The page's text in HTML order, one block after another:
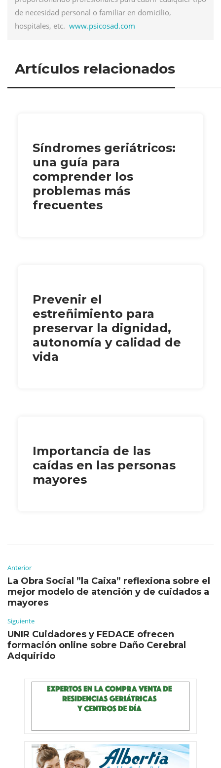
de necesidad personal o familiar en domicilio,
hospitales, etc. www.psicosad.com
Artículos relacionados
Síndromes geriátricos:
una guía para
comprender los
problemas más
frecuentes
Prevenir el
estreñimiento para
preservar la dignidad,
autonomía y calidad de
vida
Importancia de las
caídas en las personas
mayores
Anterior
La Obra Social ”la Caixa” reflexiona sobre el
mejor modelo de atención y de cuidados a
mayores
Siguiente
UNIR Cuidadores y FEDACE ofrecen
formación online sobre Daño Cerebral
Adquirido